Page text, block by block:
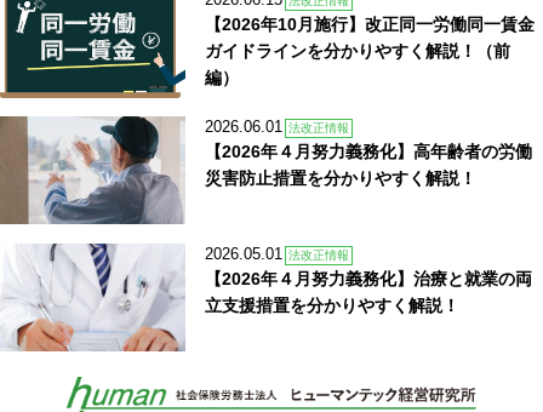
【2026年10月施行】改正同一労働同一賃金
ガイドラインを分かりやすく解説！（前
編）
2026.06.01 法改正情報
【2026年４月努力義務化】高年齢者の労働
災害防止措置を分かりやすく解説！
2026.05.01 法改正情報
【2026年４月努力義務化】治療と就業の両
立支援措置を分かりやすく解説！